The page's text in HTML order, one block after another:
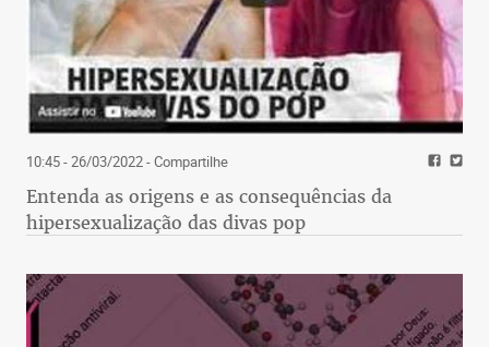
10:45 - 26/03/2022- Compartilhe
Entenda as origens e as consequências da
hipersexualização das divas pop